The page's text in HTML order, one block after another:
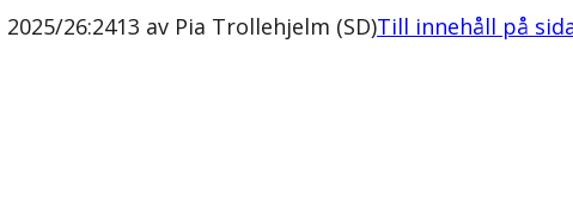
26:2413 av Pia Trollehjelm (SD)Till innehåll på